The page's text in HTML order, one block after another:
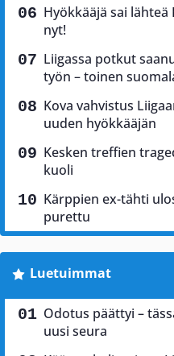
Hyökkääjä sai lähteä
nyt!
Liigassa potkut
työn – toinen
Kova vahvistus
uuden hyökkääjän
Kesken treffien
kuoli
Kärppien ex-tähti
purettu
Luetuimmat
Odotus päättyi –
uusi seura